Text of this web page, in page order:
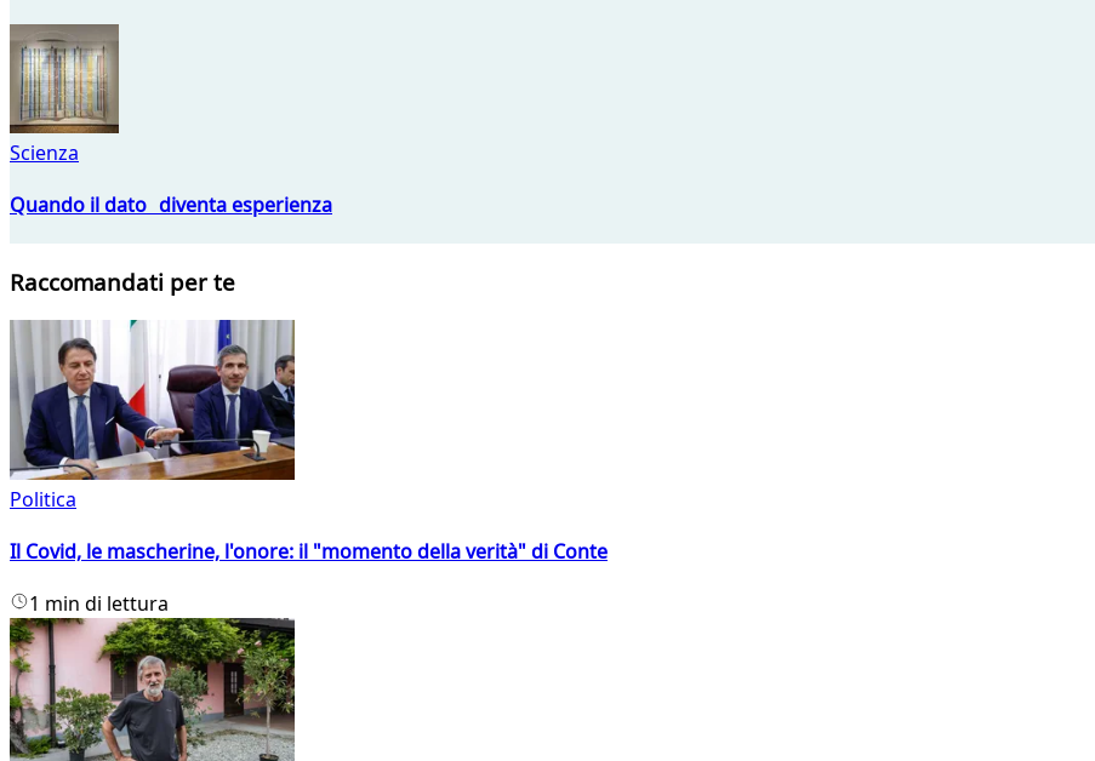
Scienza
Quando il dato diventa esperienza
Raccomandati per te
Politica
Il Covid, le mascherine, l'onore: il "momento della verità" di Conte
1 min di lettura